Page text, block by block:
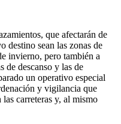
que afectarán de
destino sean las zonas de
invierno, pero también a
de descanso y las de
un operativo especial
y vigilancia que
carreteras y, al mismo